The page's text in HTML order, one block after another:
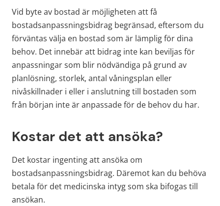
Vid byte av bostad är möjligheten att få
bostadsanpassningsbidrag begränsad, eftersom du
förväntas välja en bostad som är lämplig för dina
behov. Det innebär att bidrag inte kan beviljas för
anpassningar som blir nödvändiga på grund av
planlösning, storlek, antal våningsplan eller
nivåskillnader i eller i anslutning till bostaden som
från början inte är anpassade för de behov du har.
Kostar det att ansöka?
Det kostar ingenting att ansöka om
bostadsanpassningsbidrag. Däremot kan du behöva
betala för det medicinska intyg som ska bifogas till
ansökan.